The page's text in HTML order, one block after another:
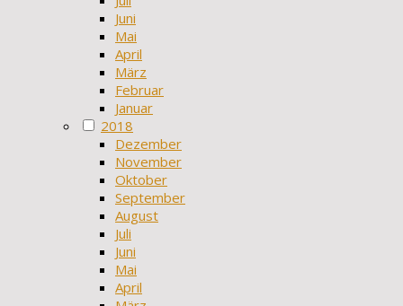
Juni
Mai
April
März
Februar
Januar
2018
Dezember
November
Oktober
September
August
Juli
Juni
Mai
April